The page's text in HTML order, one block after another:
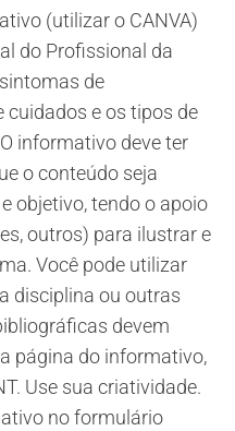
(utilizar o CANVA)
do Profissional da
de
cuidados e os tipos de
informativo deve ter
o conteúdo seja
objetivo, tendo o apoio
outros) para ilustrar e
Você pode utilizar
disciplina ou outras
devem
página do informativo,
Use sua criatividade.
no formulário